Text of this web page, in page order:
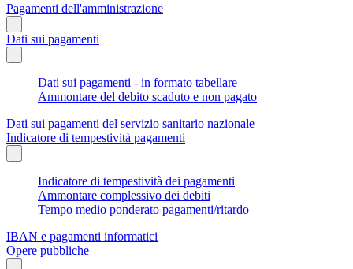
Pagamenti dell'amministrazione
Dati sui pagamenti
Dati sui pagamenti - in formato tabellare
Ammontare del debito scaduto e non pagato
Dati sui pagamenti del servizio sanitario nazionale
Indicatore di tempestività pagamenti
Indicatore di tempestività dei pagamenti
Ammontare complessivo dei debiti
Tempo medio ponderato pagamenti/ritardo
IBAN e pagamenti informatici
Opere pubbliche